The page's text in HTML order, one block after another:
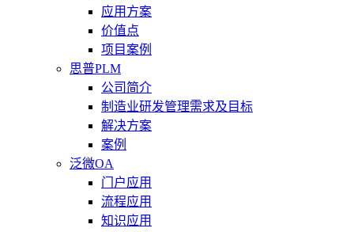
应用方案
价值点
项目案例
思普PLM
公司简介
制造业研发管理需求及目标
解决方案
案例
泛微OA
门户应用
流程应用
知识应用